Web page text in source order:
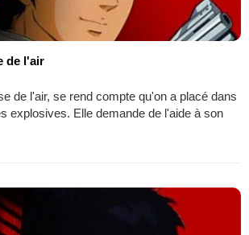
de l'air
de l'air, se rend compte qu'on a placé dans
explosives. Elle demande de l'aide à son